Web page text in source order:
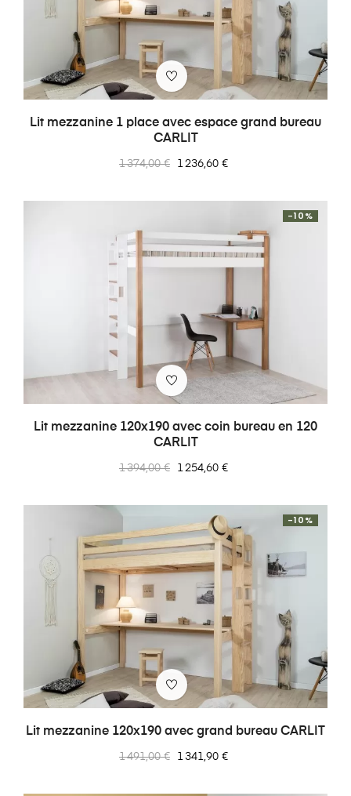
Lit mezzanine 1 place avec espace grand bureau
CARLIT
Prix
1 374,00 € Prix
1 236,60 €
Lit mezzanine 120x190 avec coin bureau en 120
CARLIT
Prix
1 394,00 €
-10%
Prix
1 254,60 €
Lit mezzanine 120x190 avec grand bureau CARLIT
Prix
1 491,00 €
-10%
Prix
1 341,90 €